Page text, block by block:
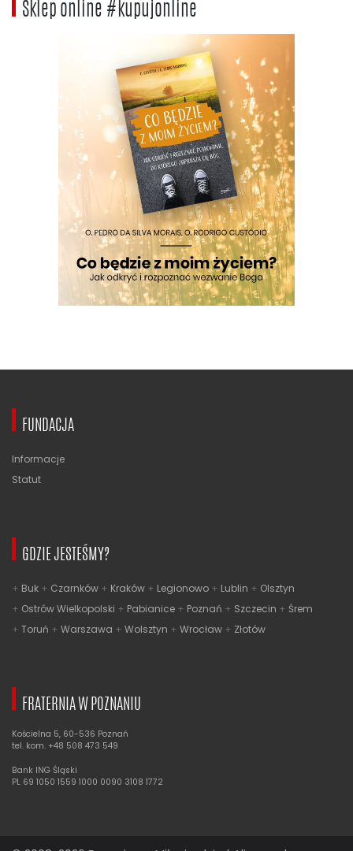
Sklep online #kupujonline
FUNDACJA
Informacje
Statut
GDZIE JESTEŚMY?
Buk Czarnków Kraków Legionowo Lublin
Olsztyn
Ostrów Wielkopolski
Pabianice Poznań Szczecin
Śrem
Toruń
Warszawa Wolsztyn Wrocław Złotów
FRATERNIA W POZNANIU
Kościelna 5, 60-536 Poznań
tel. kom. +48 508 473 549
Bank ING Śląski
PL 69 1050 1559 1000 0090 3108 1772